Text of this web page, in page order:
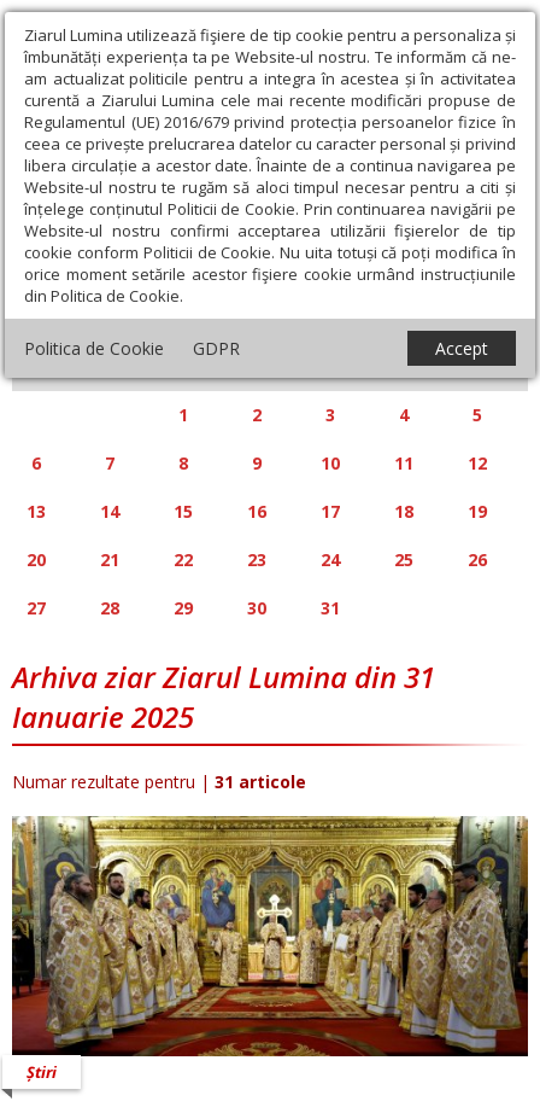
Ziarul Lumina utilizează fişiere de tip cookie pentru a personaliza și
îmbunătăți experiența ta pe Website-ul nostru. Te informăm că ne-
am actualizat politicile pentru a integra în acestea și în activitatea
curentă a Ziarului Lumina cele mai recente modificări propuse de
Regulamentul (UE) 2016/679 privind protecția persoanelor fizice în
ceea ce privește prelucrarea datelor cu caracter personal și privind
libera circulație a acestor date. Înainte de a continua navigarea pe
Website-ul nostru te rugăm să aloci timpul necesar pentru a citi și
înțelege conținutul Politicii de Cookie. Prin continuarea navigării pe
Website-ul nostru confirmi acceptarea utilizării fişierelor de tip
cookie conform Politicii de Cookie. Nu uita totuși că poți modifica în
orice moment setările acestor fişiere cookie urmând instrucțiunile
din Politica de Cookie.
Politica de Cookie GDPR Accept
Calendar articole
« »
IANUARIE 2025
S D
1 2 3 4 5
6 7 8 9 10 11 12
13 14 15 16 17 18 19
20 21 22 23 24 25 26
27 28 29 30 31
Arhiva ziar Ziarul Lumina din 31
Ianuarie 2025
Numar rezultate pentru | 31 articole
Știri